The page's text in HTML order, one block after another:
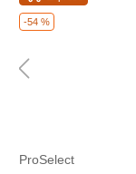
-54 %
ProSelect